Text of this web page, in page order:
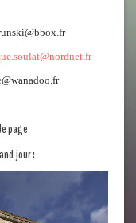
page
jour :